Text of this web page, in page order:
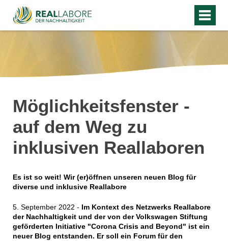
Möglichkeitsfenster -
auf dem Weg zu
inklusiven Reallaboren
Es ist so weit! Wir (er)öffnen unseren neuen Blog für
diverse und inklusive Reallabore
5. September 2022 - Im Kontext des Netzwerks Reallabore
der Nachhaltigkeit und der von der Volkswagen Stiftung
geförderten Initiative "Corona Crisis and Beyond" ist ein
neuer Blog entstanden. Er soll ein Forum für den